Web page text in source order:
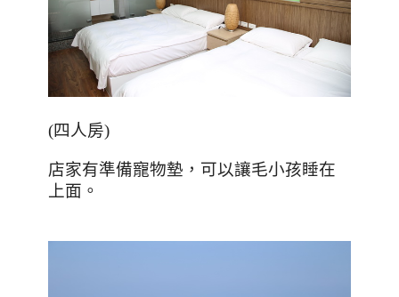
(四人房)
店家有準備寵物墊，可以讓毛小孩睡在
上面。